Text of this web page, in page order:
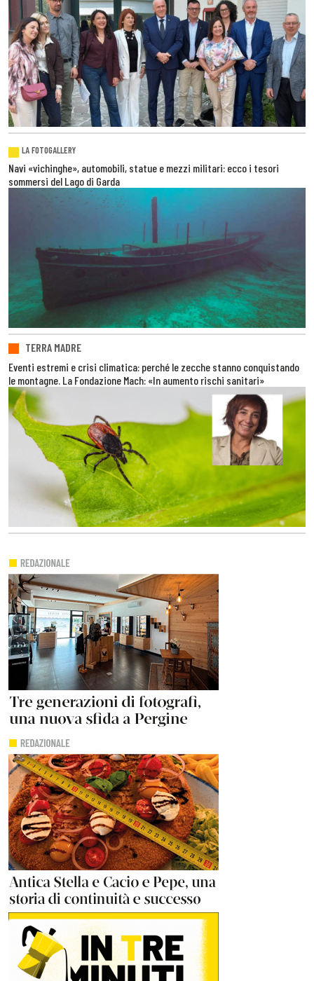
LA FOTOGALLERY
Navi «vichinghe», automobili, statue e mezzi militari: ecco i tesori
sommersi del Lago di Garda
TERRA MADRE
Eventi estremi e crisi climatica: perché le zecche stanno conquistando
le montagne. La Fondazione Mach: «In aumento rischi sanitari»